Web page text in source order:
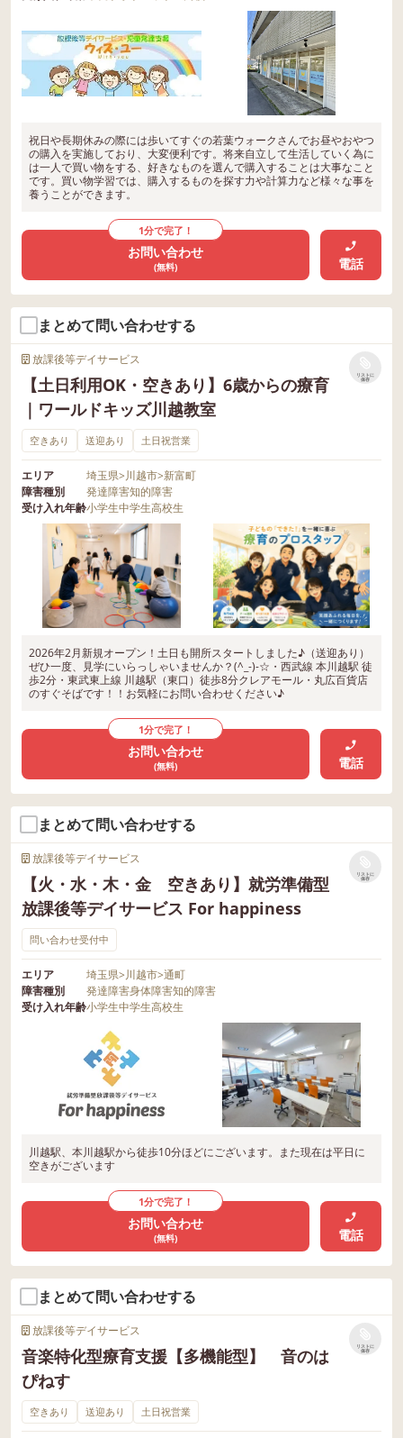
祝日や長期休みの際には歩いてすぐの若葉ウォークさんでお昼やおやつ
の購入を実施しており、大変便利です。将来自立して生活していく為に
は一人で買い物をする、好きなものを選んで購入することは大事なこと
です。買い物学習では、購入するものを探す力や計算力など様々な事を
養うことができます。
1分で完了！
お問い合わせ
(無料) 電話
まとめて問い合わせする
放課後等デイサービス
【土日利用OK・空きあり】6歳からの療育
｜ワールドキッズ川越教室
リストに
保存
空きあり 送迎あり 土日祝営業
エリア 埼玉県>川越市>新富町
障害種別
発達障害知的障害
受け入れ年齢小学生中学生高校生
2026年2月新規オープン！土日も開所スタートしました♪（送迎あり）
ぜひ一度、見学にいらっしゃいませんか？(^_-)-☆・西武線 本川越駅 徒
歩2分・東武東上線 川越駅（東口）徒歩8分クレアモール・丸広百貨店
のすぐそばです！！お気軽にお問い合わせください♪
1分で完了！
お問い合わせ
(無料) 電話
まとめて問い合わせする
放課後等デイサービス
【火・水・木・金 空きあり】就労準備型
放課後等デイサービス For happiness
リストに
保存
問い合わせ受付中
エリア 埼玉県>川越市>通町
障害種別
発達障害身体障害知的障害
受け入れ年齢小学生中学生高校生
川越駅、本川越駅から徒歩10分ほどにございます。また現在は平日に
空きがございます
1分で完了！
お問い合わせ
(無料) 電話
まとめて問い合わせする
放課後等デイサービス
音楽特化型療育支援【多機能型】 音のは
ぴねす
リストに
保存
空きあり 送迎あり 土日祝営業